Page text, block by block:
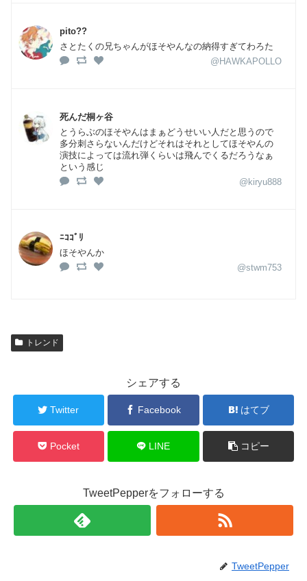
pito??
さとたくの兄ちゃんがほそやんなの納得すぎてわろた
@HAWKAPOLLO
死んだ桐ヶ谷
とうらぶのほそやんはまぁどうせいい人だと思うので
多分刺さらないんだけどそれはそれとしてほそやんの
演技によっては流れ弾くらいは飛んでくるだろうなぁ
という感じ
@kiryu888
ﾆｺｺﾞﾘ
ほそやんか
@stwm753
トレンド
シェアする
Twitter Facebook はてブ
Pocket LINE コピー
TweetPepperをフォローする
TweetPepper